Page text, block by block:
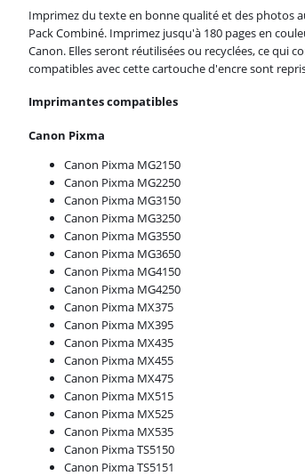
Imprimez du texte en bonne qualité et des photos
Pack Combiné. Imprimez jusqu'à 180 pages en
Canon. Elles seront réutilisées ou recyclées, ce
compatibles avec cette cartouche d'encre sont
Imprimantes compatibles
Canon Pixma
Canon Pixma MG2150
Canon Pixma MG2250
Canon Pixma MG3150
Canon Pixma MG3250
Canon Pixma MG3550
Canon Pixma MG3650
Canon Pixma MG4150
Canon Pixma MG4250
Canon Pixma MX375
Canon Pixma MX395
Canon Pixma MX435
Canon Pixma MX455
Canon Pixma MX475
Canon Pixma MX515
Canon Pixma MX525
Canon Pixma MX535
Canon Pixma TS5150
Canon Pixma TS5151